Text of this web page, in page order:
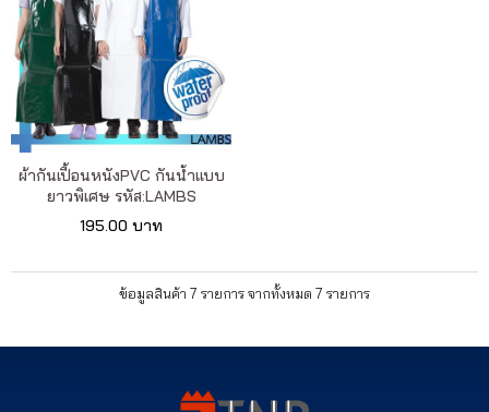
ผ้ากันเปื้อนหนังPVC กันน้ำแบบ
ยาวพิเศษ รหัส:LAMBS
195.00 บาท
ข้อมูลสินค้า 7 รายการ จากทั้งหมด 7 รายการ